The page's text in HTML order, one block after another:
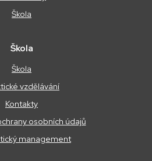
Škola
Škola
Škola
vzdělávání
Kontakty
osobních údajů
management